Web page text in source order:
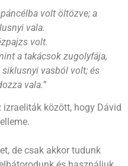
volt öltözve; a
vala.
volt.
a takácsok zugolyfája,
vasból volt; és
vala.”
között, hogy Dávid
de csak akkor tudunk